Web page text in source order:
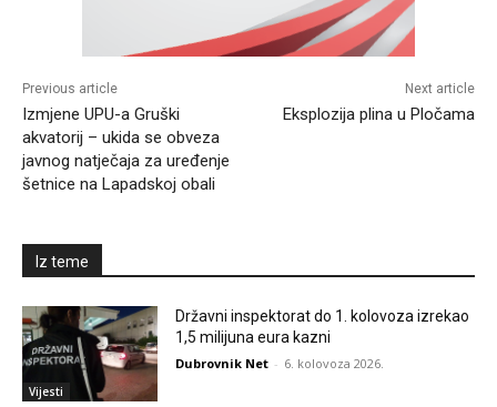
Previous article
Izmjene UPU-a Gruški
akvatorij – ukida se obveza
javnog natječaja za uređenje
šetnice na Lapadskoj obali
Next article
Eksplozija plina u Pločama
Iz teme
Vijesti
Državni inspektorat do 1. kolovoza izrekao
1,5 milijuna eura kazni
Dubrovnik Net - 6. kolovoza 2026.